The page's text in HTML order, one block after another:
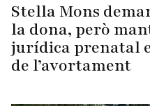
Stella Mons
la dona, però
jurídica prenatal
de l’avortament